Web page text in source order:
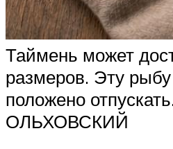
Таймень может
размеров. Эту
положено
ОЛЬХОВСКИЙ